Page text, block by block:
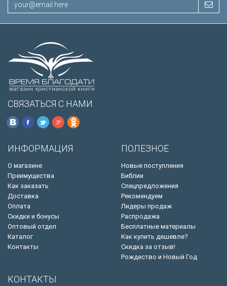
СВЯЗАТЬСЯ С НАМИ
ИНФОРМАЦИЯ
О магазине
Преимущества
Как заказать
Доставка
Оплата
Скидки и бонусы
Оптовый отдел
Каталог
Контакты
ПОЛЕЗНОЕ
Новые поступления
Библии
Спецпредложения
Рекомендуем
Лидеры продаж
Распродажа
Бесплатные материалы
Как купить дешевле?
Скидка за отзыв!
Рождество и Новый Год
КОНТАКТЫ